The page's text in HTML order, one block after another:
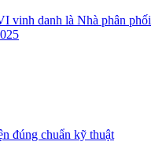
vinh danh là Nhà phân phối
đúng chuẩn kỹ thuật